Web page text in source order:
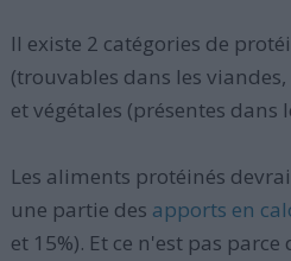
Il existe 2 catégories de
(trouvables dans les
et végétales (présentes dans
Les aliments protéinés
une partie des apports en
et 15%). Et ce n'est pas